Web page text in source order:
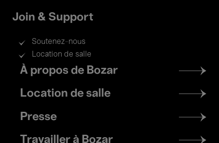
Join & Support
Soutenez-nous
Location de salle
Footer
menu
À propos de Bozar
Location de salle
Presse
Travailler à Bozar